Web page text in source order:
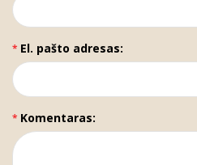
El. pašto adresas:
Komentaras: